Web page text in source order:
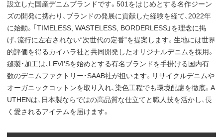
設立した国産デニムブランドです。501をはじめとする名作ジーン
ズの開発に携わり、ブランドの発展に貢献した経験を経て、2022年
に始動。「TIMELESS, WASTELESS, BORDERLESS」を理念に掲
げ、流行に左右されない“次世代の定番”を提案します。生地には世界
的評価を得るカイハラ社と共同開発したオリジナルデニムを採用。
縫製・加工は、LEVI’Sを始めとする有名ブランドを手掛ける国内有
数のデニムファクトリー・SAAB社が担います。リサイクルデニムや
オーガニックコットンを取り入れ、染色工程でも環境配慮を徹底。A
UTHENは、日本製ならではの高品質な仕立てと職人技を活かし、長
く愛されるアイテムを届けます。